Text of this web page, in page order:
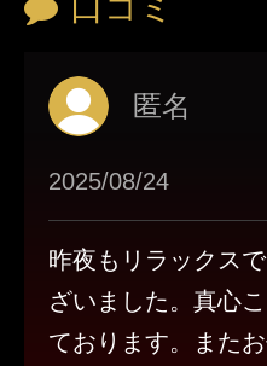
口コミ
匿名
2025/08/24
昨夜もリラックス
ざいました。真心
ております。また